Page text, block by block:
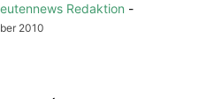
Redaktion -
2010